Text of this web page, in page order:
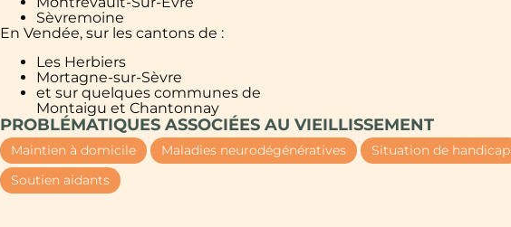
Sèvremoine
En Vendée, sur les cantons de :
Les Herbiers
Mortagne-sur-Sèvre
et sur quelques communes de
Montaigu et Chantonnay
PROBLÉMATIQUES ASSOCIÉES AU VIEILLISSEMENT
Maintien à domicile Maladies neurodégénératives Situation de handicap
Soutien aidants